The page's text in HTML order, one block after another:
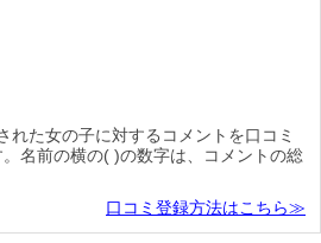
た女の子に対するコメントを口コミ
名前の横の( )の数字は、コメントの総
口コミ登録方法はこちら≫